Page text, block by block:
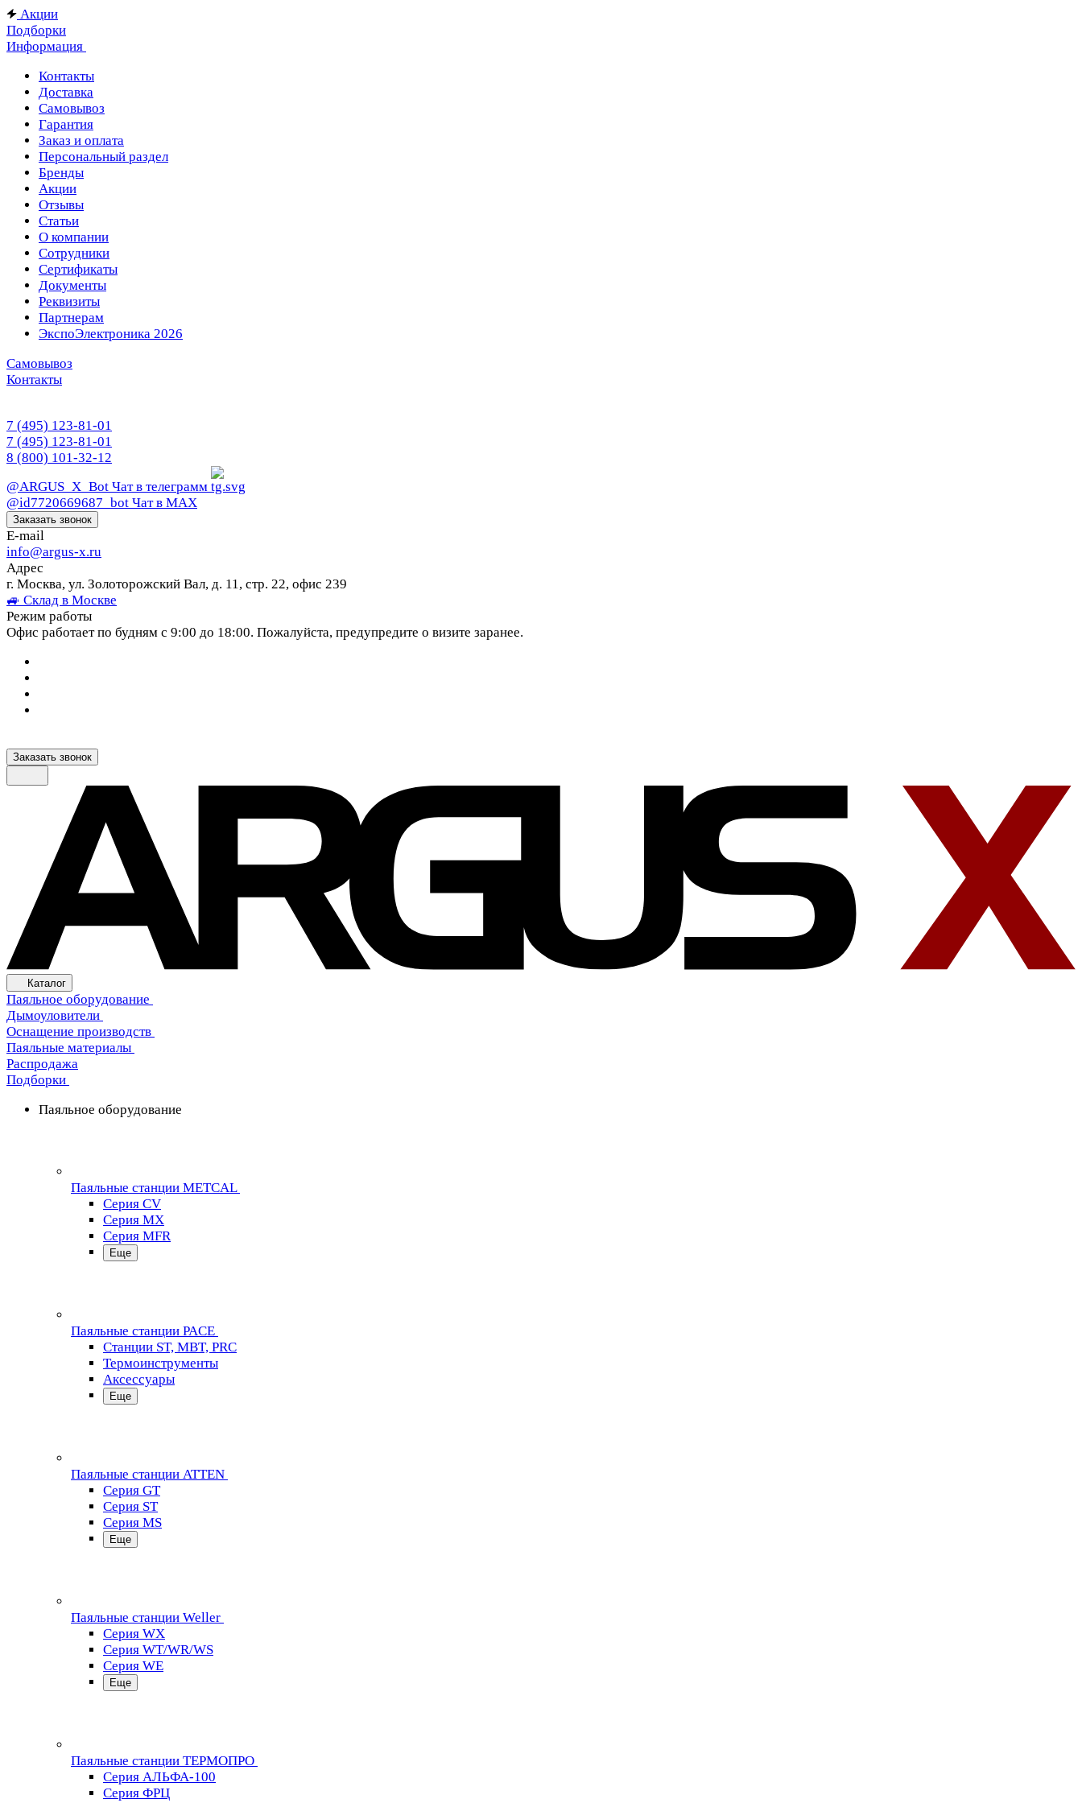
Акции
Подборки
Информация
Контакты
Доставка
Самовывоз
Гарантия
Заказ и оплата
Персональный раздел
Бренды
Акции
Отзывы
Статьи
О компании
Сотрудники
Сертификаты
Документы
Реквизиты
Партнерам
ЭкспоЭлектроника 2026
Самовывоз
Контакты
7 (495) 123-81-01
7 (495) 123-81-01
8 (800) 101-32-12
@ARGUS_X_Bot Чат в телеграмм
@id7720669687_bot Чат в МАХ
Заказать звонок
E-mail
info@argus-x.ru
Адрес
г. Москва, ул. Золоторожский Вал, д. 11, стр. 22, офис 239
🚙 Склад в Москве
Режим работы
Офис работает по будням с 9:00 до 18:00. Пожалуйста, предупредите о визите заранее.
Заказать звонок
Каталог
Паяльное оборудование
Дымоуловители
Оснащение производств
Паяльные материалы
Распродажа
Подборки
Паяльное оборудование
Паяльные станции METCAL
Серия CV
Серия MX
Серия MFR
Еще
Паяльные станции PACE
Станции ST, MBT, PRC
Термоинструменты
Аксессуары
Еще
Паяльные станции ATTEN
Серия GT
Серия ST
Серия MS
Еще
Паяльные станции Weller
Серия WX
Серия WT/WR/WS
Серия WE
Еще
Паяльные станции ТЕРМОПРО
Серия АЛЬФА-100
Серия ФРЦ